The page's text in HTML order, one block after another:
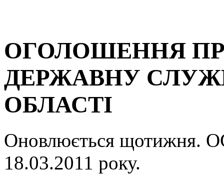
ОГОЛОШЕННЯ
ДЕРЖАВНУ
ОБЛАСТІ
Оновлюється
18.03.2011 року.